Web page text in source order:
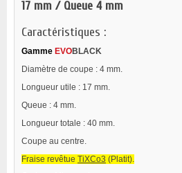
17 mm / Queue 4 mm
Caractéristiques :
Gamme EVOBLACK
Diamètre de coupe : 4 mm.
Longueur utile : 17 mm.
Queue : 4 mm.
Longueur totale : 40 mm.
Coupe au centre.
Fraise revêtue TiXCo3 (Platit).